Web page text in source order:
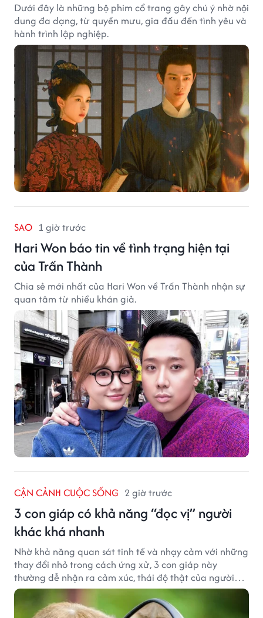
Dưới đây là những bộ phim cổ trang gây chú ý nhờ nội
dung đa dạng, từ quyền mưu, gia đấu đến tình yêu và
hành trình lập nghiệp.
SAO 1 giờ trước
Hari Won báo tin về tình trạng hiện tại
của Trấn Thành
Chia sẻ mới nhất của Hari Won về Trấn Thành nhận sự
quan tâm từ nhiều khán giả.
CẬN CẢNH CUỘC SỐNG 2 giờ trước
3 con giáp có khả năng “đọc vị” người
khác khá nhanh
Nhờ khả năng quan sát tinh tế và nhạy cảm với những
thay đổi nhỏ trong cách ứng xử, 3 con giáp này
thường dễ nhận ra cảm xúc, thái độ thật của người
đối diện.